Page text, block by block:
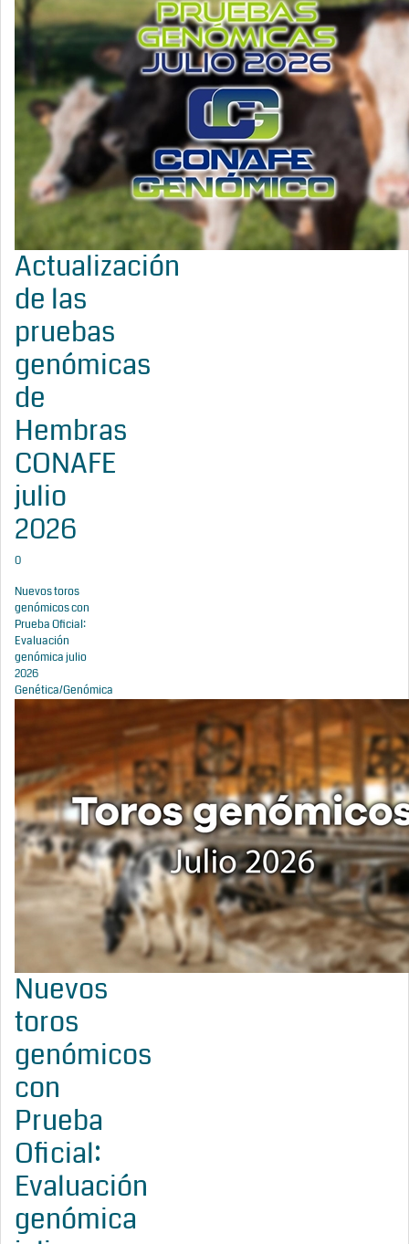
Actualización
de las
pruebas
genómicas
de
Hembras
CONAFE
julio
2026
0
Nuevos toros
genómicos con
Prueba Oficial:
Evaluación
genómica julio
2026
Genética/Genómica
Nuevos
toros
genómicos
con
Prueba
Oficial:
Evaluación
genómica